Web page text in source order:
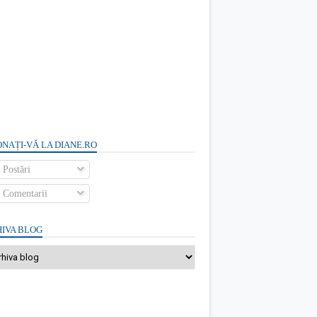
VĂ LA DIANE.RO
Postări
Comentarii
BLOG